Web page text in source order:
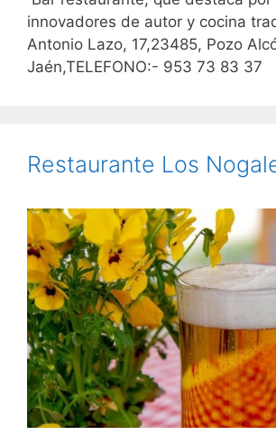
innovadores de autor y cocina
Antonio Lazo, 17,23485, Pozo
Jaén,TELEFONO:- 953 73 83 37
Restaurante Los